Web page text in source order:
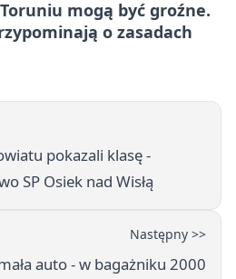
mogą być groźne.
o zasadach
pokazali klasę -
SP Osiek nad Wisłą
Następny >>
auto - w bagażniku 2000